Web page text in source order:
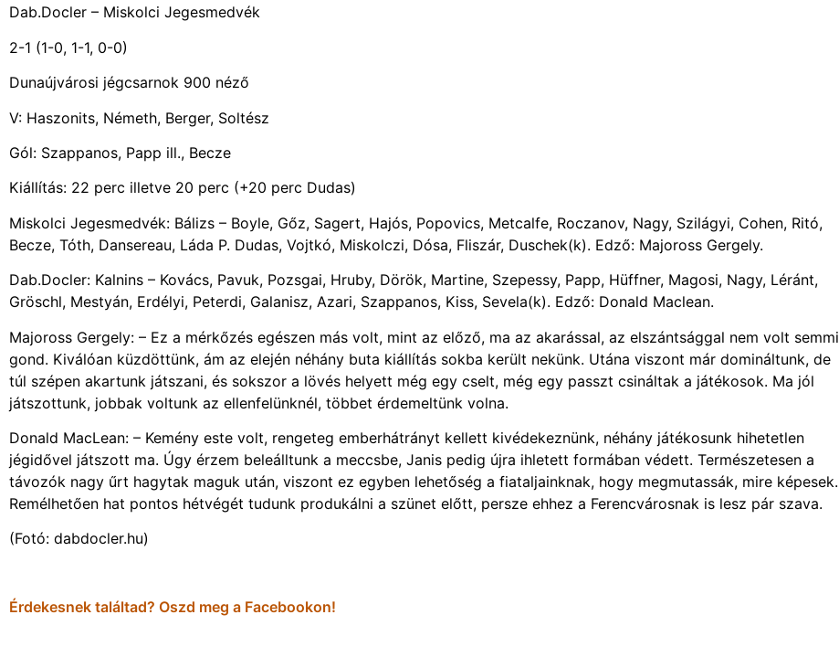
Dab.Docler – Miskolci Jegesmedvék
2-1 (1-0, 1-1, 0-0)
Dunaújvárosi jégcsarnok 900 néző
V: Haszonits, Németh, Berger, Soltész
Gól: Szappanos, Papp ill., Becze
Kiállítás: 22 perc illetve 20 perc (+20 perc Dudas)
Miskolci Jegesmedvék: Bálizs – Boyle, Gőz, Sagert, Hajós, Popovics, Metcalfe, Roczanov, Nagy, Szilágyi, Cohen, Ritó,
Becze, Tóth, Dansereau, Láda P. Dudas, Vojtkó, Miskolczi, Dósa, Fliszár, Duschek(k). Edző: Majoross Gergely.
Dab.Docler: Kalnins – Kovács, Pavuk, Pozsgai, Hruby, Dörök, Martine, Szepessy, Papp, Hüffner, Magosi, Nagy, Léránt,
Gröschl, Mestyán, Erdélyi, Peterdi, Galanisz, Azari, Szappanos, Kiss, Sevela(k). Edző: Donald Maclean.
Majoross Gergely: – Ez a mérkőzés egészen más volt, mint az előző, ma az akarással, az elszántsággal nem volt semmi
gond. Kiválóan küzdöttünk, ám az elején néhány buta kiállítás sokba került nekünk. Utána viszont már domináltunk, de
túl szépen akartunk játszani, és sokszor a lövés helyett még egy cselt, még egy passzt csináltak a játékosok. Ma jól
játszottunk, jobbak voltunk az ellenfelünknél, többet érdemeltünk volna.
Donald MacLean: – Kemény este volt, rengeteg emberhátrányt kellett kivédekeznünk, néhány játékosunk hihetetlen
jégidővel játszott ma. Úgy érzem beleálltunk a meccsbe, Janis pedig újra ihletett formában védett. Természetesen a
távozók nagy űrt hagytak maguk után, viszont ez egyben lehetőség a fiataljainknak, hogy megmutassák, mire képesek.
Remélhetően hat pontos hétvégét tudunk produkálni a szünet előtt, persze ehhez a Ferencvárosnak is lesz pár szava.
(Fotó: dabdocler.hu)
Érdekesnek találtad? Oszd meg a Facebookon!